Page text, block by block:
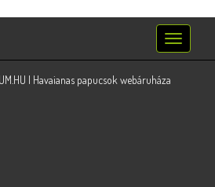
Toggle
navigation
| Havaianas papucsok webáruháza